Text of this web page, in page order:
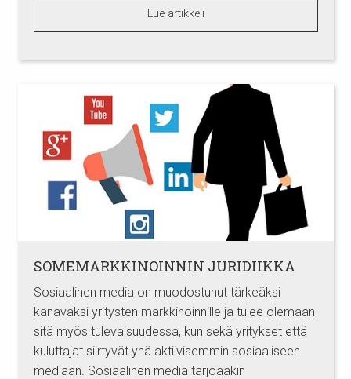
Lue artikkeli
SOMEMARKKINOINNIN JURIDIIKKA
Sosiaalinen media on muodostunut tärkeäksi
kanavaksi yritysten markkinoinnille ja tulee olemaan
sitä myös tulevaisuudessa, kun sekä yritykset että
kuluttajat siirtyvät yhä aktiivisemmin sosiaaliseen
mediaan. Sosiaalinen media tarjoaakin